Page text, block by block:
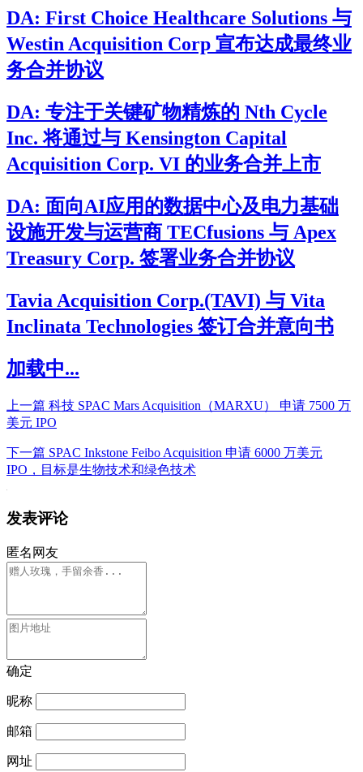
DA: First Choice Healthcare Solutions 与
Westin Acquisition Corp 宣布达成最终业
务合并协议
DA: 专注于关键矿物精炼的 Nth Cycle
Inc. 将通过与 Kensington Capital
Acquisition Corp. VI 的业务合并上市
DA: 面向AI应用的数据中心及电力基础
设施开发与运营商 TECfusions 与 Apex
Treasury Corp. 签署业务合并协议
Tavia Acquisition Corp.(TAVI) 与 Vita
Inclinata Technologies 签订合并意向书
加载中...
上一篇 科技 SPAC Mars Acquisition（MARXU） 申请 7500 万
美元 IPO
下一篇 SPAC Inkstone Feibo Acquisition 申请 6000 万美元
IPO，目标是生物技术和绿色技术
发表评论
匿名网友
确定
昵称
邮箱
网址